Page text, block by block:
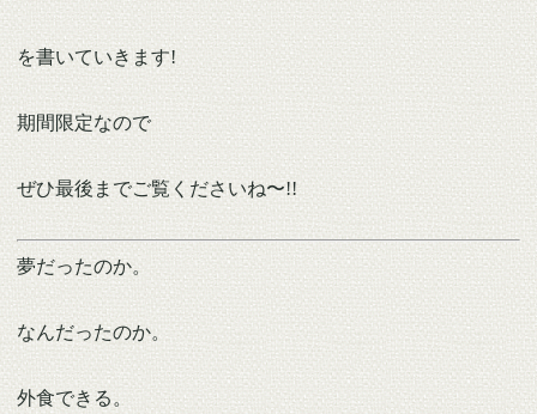
を書いていきます!
期間限定なので
ぜひ最後までご覧くださいね〜!!
夢だったのか。
なんだったのか。
外食できる。